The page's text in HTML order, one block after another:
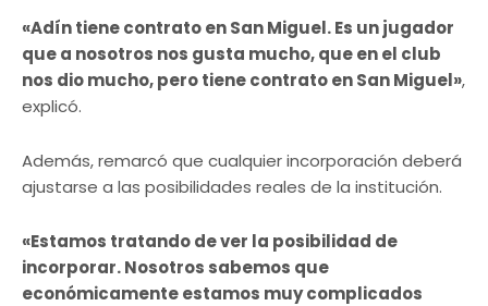
«Adín tiene contrato en San Miguel. Es un jugador
que a nosotros nos gusta mucho, que en el club
nos dio mucho, pero tiene contrato en San Miguel»,
explicó.
Además, remarcó que cualquier incorporación deberá
ajustarse a las posibilidades reales de la institución.
«Estamos tratando de ver la posibilidad de
incorporar. Nosotros sabemos que
económicamente estamos muy complicados